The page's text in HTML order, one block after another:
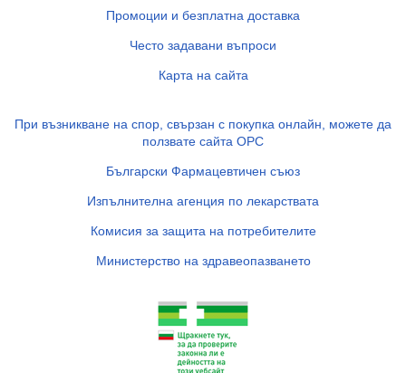
Промоции и безплатна доставка
Често задавани въпроси
Карта на сайта
При възникване на спор, свързан с покупка онлайн, можете да
ползвате сайта ОРС
Български Фармацевтичен съюз
Изпълнителна агенция по лекарствата
Комисия за защита на потребителите
Министерство на здравеопазването